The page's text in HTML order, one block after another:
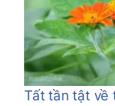
Tất tần tật về